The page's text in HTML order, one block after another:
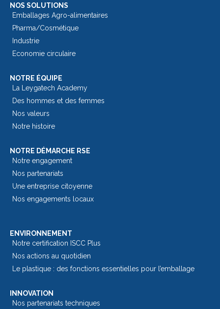
NOS SOLUTIONS
Emballages Agro-alimentaires
Pharma/Cosmétique
Industrie
Economie circulaire
NOTRE ÉQUIPE
La Leygatech Academy
Des hommes et des femmes
Nos valeurs
Notre histoire
NOTRE DÉMARCHE RSE
Notre engagement
Nos partenariats
Une entreprise citoyenne
Nos engagements locaux
ENVIRONNEMENT
Notre certification ISCC Plus
Nos actions au quotidien
Le plastique : des fonctions essentielles pour l’emballage​
INNOVATION
Nos partenariats techniques